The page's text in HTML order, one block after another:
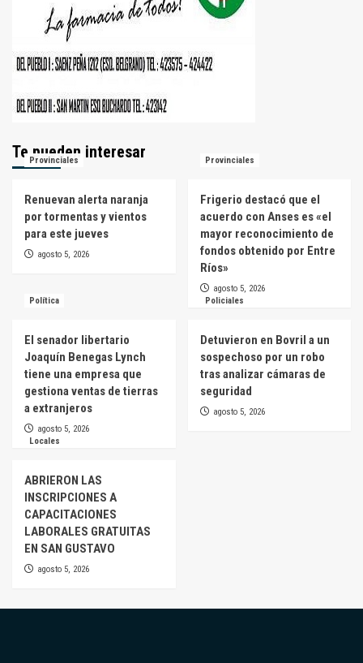
Te pueden interesar
Provinciales
Renuevan alerta naranja
por tormentas y vientos
para este jueves
agosto 5, 2026
Provinciales
Frigerio destacó que el
acuerdo con Anses es «el
mayor reconocimiento de
fondos obtenido por Entre
Ríos»
agosto 5, 2026
Política
El senador libertario
Joaquín Benegas Lynch
tiene una empresa que
gestiona ventas de tierras
a extranjeros
agosto 5, 2026
Policiales
Detuvieron en Bovril a un
sospechoso por un robo
tras analizar cámaras de
seguridad
agosto 5, 2026
Locales
ABRIERON LAS
INSCRIPCIONES A
CAPACITACIONES
LABORALES GRATUITAS
EN SAN GUSTAVO
agosto 5, 2026